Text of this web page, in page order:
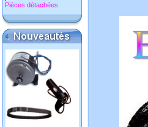
Pièces détachées